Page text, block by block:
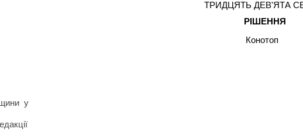
ТРИДЦЯТЬ ДЕВ'ЯТА
РІШЕННЯ
Конотоп
у